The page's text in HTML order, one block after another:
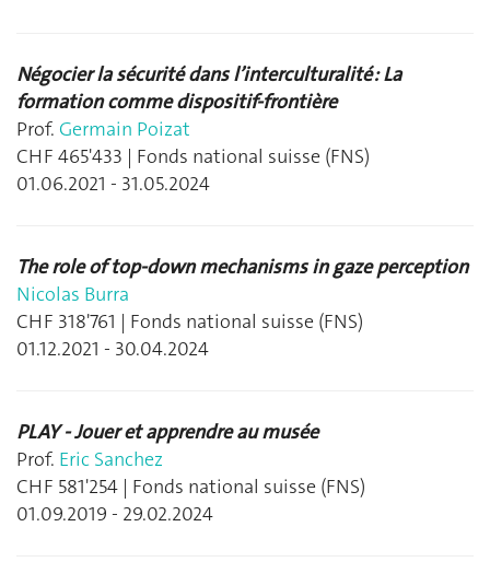
Négocier la sécurité dans l’interculturalité : La
formation comme dispositif-frontière
Prof. Germain Poizat
CHF 465'433 | Fonds national suisse (FNS)
01.06.2021 - 31.05.2024
The role of top-down mechanisms in gaze perception
Nicolas Burra
CHF 318'761 | Fonds national suisse (FNS)
01.12.2021 - 30.04.2024
PLAY - Jouer et apprendre au musée
Prof. Eric Sanchez
CHF 581'254 | Fonds national suisse (FNS)
01.09.2019 - 29.02.2024